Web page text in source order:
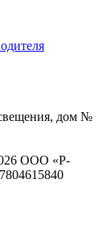
дом №
ООО «Р-